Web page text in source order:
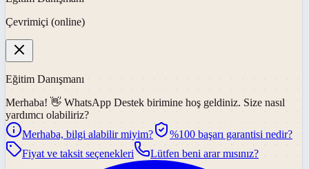
Çevrimiçi (online)
Eğitim Danışmanı
Merhaba! 👋 WhatsApp Destek birimine hoş geldiniz. Size nasıl
yardımcı olabiliriz?
Merhaba, bilgi alabilir miyim?
%100 başarı garantisi nedir?
Fiyat ve taksit seçenekleri
Lütfen beni arar mısınız?